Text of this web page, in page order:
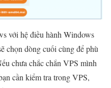
với hệ điều hành Windows
chọn dòng cuối cùng để phù
chưa chắc chắn VPS mình
cần kiểm tra trong VPS,